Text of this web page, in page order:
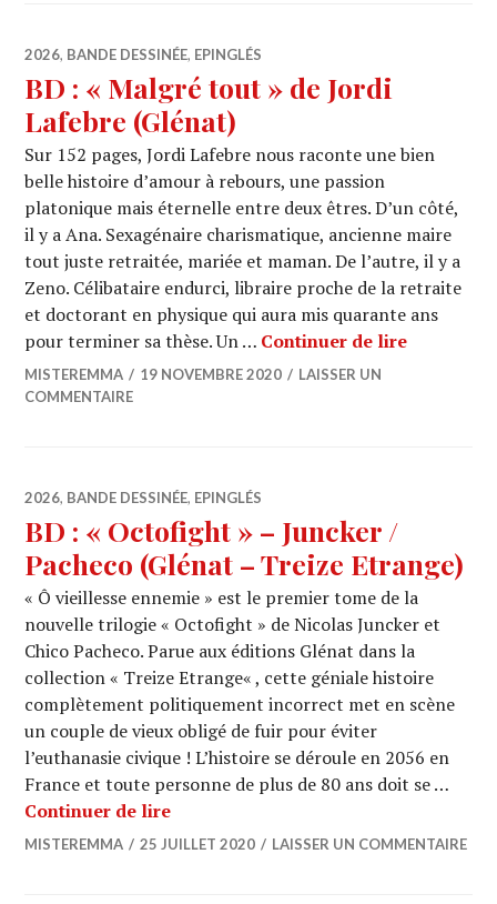
2026, BANDE DESSINÉE, EPINGLÉS
BD : « Malgré tout » de Jordi
Lafebre (Glénat)
Sur 152 pages, Jordi Lafebre nous raconte une bien
belle histoire d’amour à rebours, une passion
platonique mais éternelle entre deux êtres. D’un côté,
il y a Ana. Sexagénaire charismatique, ancienne maire
tout juste retraitée, mariée et maman. De l’autre, il y a
Zeno. Célibataire endurci, libraire proche de la retraite
et doctorant en physique qui aura mis quarante ans
pour terminer sa thèse. Un … Continuer de lireBD : «
MISTEREMMA 19 NOVEMBRE 2020
LAISSER UN
COMMENTAIRE
2026, BANDE DESSINÉE, EPINGLÉS
BD : « Octofight » – Juncker /
Pacheco (Glénat – Treize Etrange)
« Ô vieillesse ennemie » est le premier tome de la
nouvelle trilogie « Octofight » de Nicolas Juncker et
Chico Pacheco. Parue aux éditions Glénat dans la
collection « Treize Etrange« , cette géniale histoire
complètement politiquement incorrect met en scène
un couple de vieux obligé de fuir pour éviter
l’euthanasie civique ! L’histoire se déroule en 2056 en
France et toute personne de plus de 80 ans doit se …
Continuer de lireBD : « Octofight » – Juncker /
MISTEREMMA 25 JUILLET 2020 LAISSER UN COMMENTAIRE